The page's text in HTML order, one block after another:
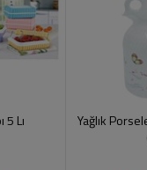
5 Lı
Yağlık